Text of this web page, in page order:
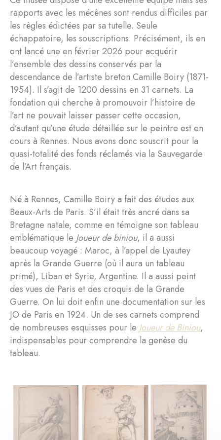
rapports avec les mécènes sont rendus difficiles par
les règles édictées par sa tutelle. Seule
échappatoire, les souscriptions. Précisément, ils en
ont lancé une en février 2026 pour acquérir
l’ensemble des dessins conservés par la
descendance de l’artiste breton Camille Boiry (1871-
1954). Il s’agit de 1200 dessins en 31 carnets. La
fondation qui cherche à promouvoir l’histoire de
l’art ne pouvait laisser passer cette occasion,
d’autant qu’une étude détaillée sur le peintre est en
cours à Rennes. Nous avons donc souscrit pour la
quasi-totalité des fonds réclamés via la Sauvegarde
de l’Art français.
Né à Rennes, Camille Boiry a fait des études aux
Beaux-Arts de Paris. S’il était très ancré dans sa
Bretagne natale, comme en témoigne son tableau
emblématique le Joueur de biniou, il a aussi
beaucoup voyagé : Maroc, à l’appel de Lyautey
après la Grande Guerre (où il aura un tableau
primé), Liban et Syrie, Argentine. Il a aussi peint
des vues de Paris et des croquis de la Grande
Guerre. On lui doit enfin une documentation sur les
JO de Paris en 1924. Un de ses carnets comprend
de nombreuses esquisses pour le Joueur de Biniou,
indispensables pour comprendre la genèse du
tableau.